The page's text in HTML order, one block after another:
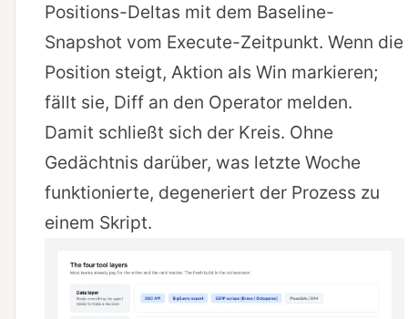
Positions-Deltas mit dem Baseline-
Snapshot vom Execute-Zeitpunkt. Wenn die
Position steigt, Aktion als Win markieren;
fällt sie, Diff an den Operator melden.
Damit schließt sich der Kreis. Ohne
Gedächtnis darüber, was letzte Woche
funktionierte, degeneriert der Prozess zu
einem Skript.